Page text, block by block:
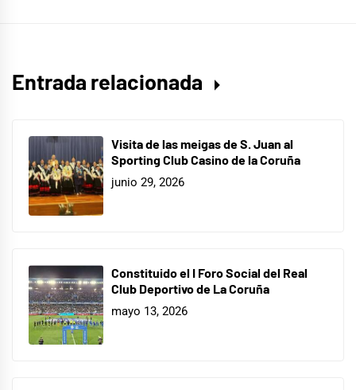
Entrada relacionada
Visita de las meigas de S. Juan al
Sporting Club Casino de la Coruña
junio 29, 2026
Constituido el I Foro Social del Real
Club Deportivo de La Coruña
mayo 13, 2026